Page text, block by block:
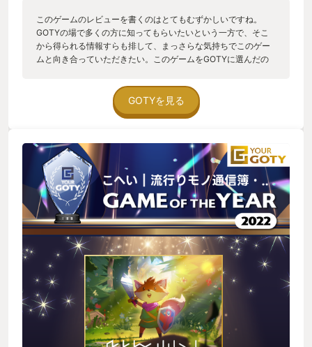
このゲームのレビューを書くのはとてもむずかしいですね。
GOTYの場で多くの方に知ってもらいたいという一方で、そこ
から得られる情報すらも排して、まっさらな気持ちでこのゲー
ムと向き合っていただきたい。このゲームをGOTYに選んだの
ション、ギミックに純度100%で向き合うことで得られる「体
験」が素晴らしかった。これに尽きます。 私はこのゲームを妻
と遊びました。美しくビビッドなビジュアル、細部まで作り込
ョンで易しくできますので、遠慮なく！）。少しずつ集まるけ
ど、読めない部分の多い説明書…。 ヒントを集めながら、次に
行くところの目星をつけて冒険を進めていく。「おや？」と思
うことの連続。ぐんぐんのめりこみ、得た情報を早速試し、開
かれたマップを開拓し…。冒険の楽しさと、試行錯誤の楽しさ
と、疑問をいだき、それを解く快感。なんなら疑問を抱くこと
すら面白くなっていく。 「ああーーーー！！！！」つって、二
人揃って声を上げてしまうなんて体験、なかなかないですよ。
とても気持ちよかった。素敵な体験を味わうことができまし
た。
GOTYを見る